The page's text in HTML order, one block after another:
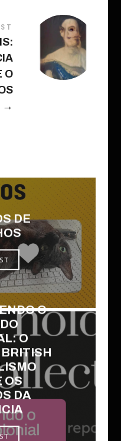
O
→
DE
O
O
BRITISH
OS
DA